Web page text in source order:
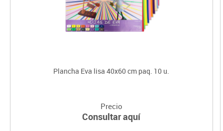
Plancha Eva lisa 40x60 cm paq. 10 u.
Precio
Consultar aquí